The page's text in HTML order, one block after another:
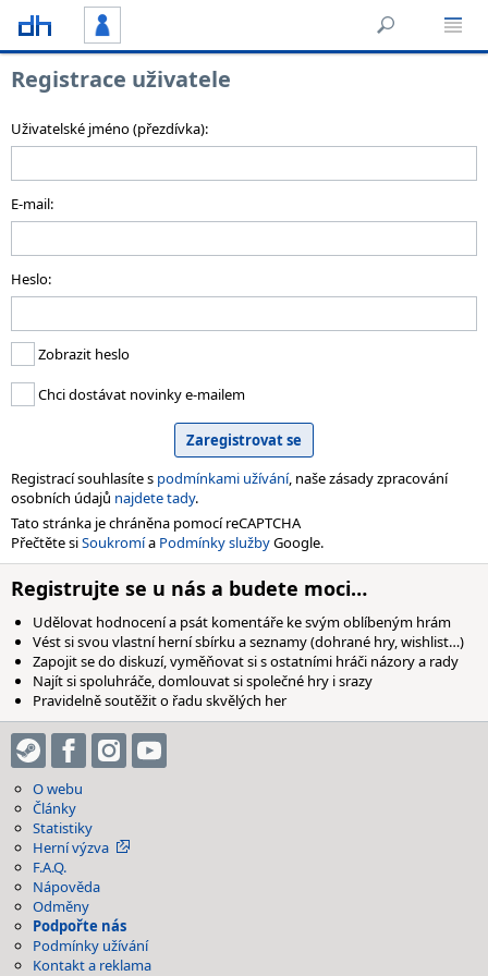
Registrace uživatele
Uživatelské jméno (přezdívka):
E-mail:
Heslo:
Zobrazit heslo
Chci dostávat novinky e-mailem
Registrací souhlasíte s podmínkami užívání, naše zásady zpracování
osobních údajů najdete tady.
Tato stránka je chráněna pomocí reCAPTCHA
Přečtěte siSoukromía Podmínky službyGoogle.
Registrujte se u nás a budete moci…
Udělovat hodnocení a psát komentáře ke svým oblíbeným hrám
Vést si svou vlastní herní sbírku a seznamy (dohrané hry, wishlist…)
Zapojit se do diskuzí, vyměňovat si s ostatními hráči názory a rady
Najít si spoluhráče, domlouvat si společné hry i srazy
Pravidelně soutěžit o řadu skvělých her
O webu
Články
Statistiky
Herní výzva
F.A.Q.
Nápověda
Odměny
Podpořte nás
Podmínky užívání
Kontakt a reklama